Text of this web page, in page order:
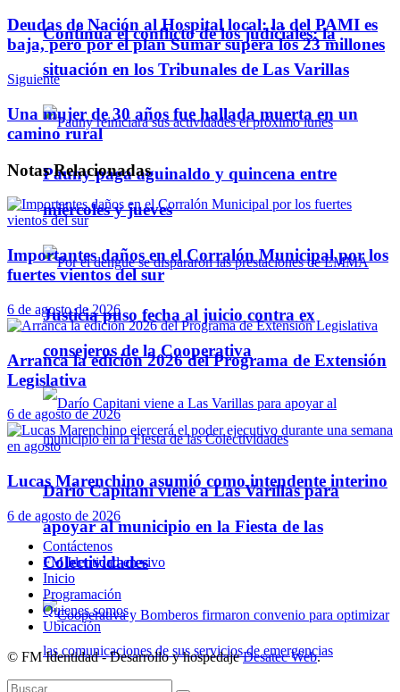
Continúa el conflicto de los judiciales: la
situación en los Tribunales de Las Varillas
Pauny paga aguinaldo y quincena entre
miércoles y jueves
Justicia puso fecha al juicio contra ex
consejeros de la Cooperativa
Darío Capitani viene a Las Varillas para
apoyar al municipio en la Fiesta de las
Colectividades
Deudas de Nación al Hospital local: la del PAMI es
baja, pero por el plan Sumar supera los 23 millones
Siguiente
Una mujer de 30 años fue hallada muerta en un
camino rural
NotasRelacionadas
Importantes daños en el Corralón Municipal por los
fuertes vientos del sur
6 de agosto de 2026
Arranca la edición 2026 del Programa de Extensión
Legislativa
6 de agosto de 2026
Lucas Marenchino asumió como intendente interino
6 de agosto de 2026
Contáctenos
FM Identidad en vivo
Inicio
Programación
Quienes somos
Ubicación
© FM Identidad - Desarrollo y hospedajeDesatec Web.